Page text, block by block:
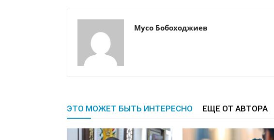
Мусо Бобоходжиев
ЭТО МОЖЕТ БЫТЬ ИНТЕРЕСНО ЕЩЕ ОТ АВТОРА